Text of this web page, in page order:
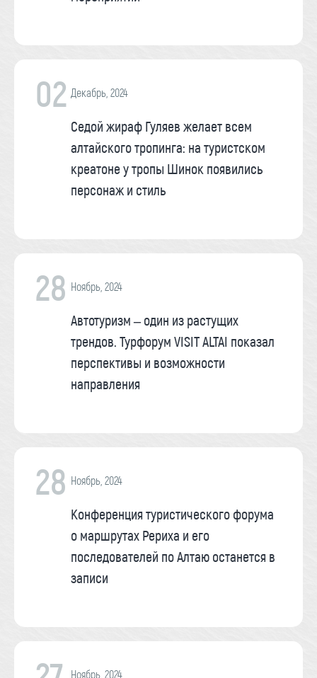
02 Декабрь, 2024
Седой жираф Гуляев желает всем
алтайского тропинга: на туристском
креатоне у тропы Шинок появились
персонаж и стиль
28 Ноябрь, 2024
Автотуризм – один из растущих
трендов. Турфорум VISIT ALTAI показал
перспективы и возможности
направления
28 Ноябрь, 2024
Конференция туристического форума
о маршрутах Рериха и его
последователей по Алтаю останется в
записи
Ноябрь, 2024